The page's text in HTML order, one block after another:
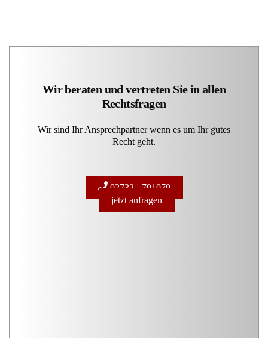
Wir beraten und vertreten Sie in allen
Rechtsfragen
Wir sind Ihr Ansprechpartner wenn es um Ihr gutes
Recht geht.
02732 - 791079
jetzt anfragen